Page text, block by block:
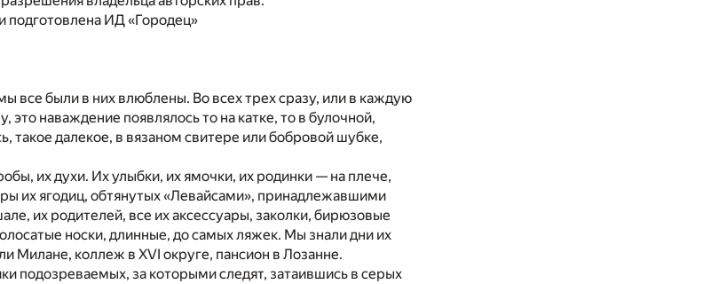
подготовлена ИД «Городец»
все были в них влюблены. Во всех трех сразу, или в каждую
это наваждение появлялось то на катке, то в булочной,
такое далекое, в вязаном свитере или бобровой шубке,
их духи. Их улыбки, их ямочки, их родинки — на плече,
их ягодиц, обтянутых «Левайсами», принадлежавшими
их родителей, все их аксессуары, заколки, бирюзовые
носки, длинные, до самых ляжек. Мы знали дни их
Милане, коллеж в XVI округе, пансион в Лозанне.
подозреваемых, за которыми следят, затаившись в серых